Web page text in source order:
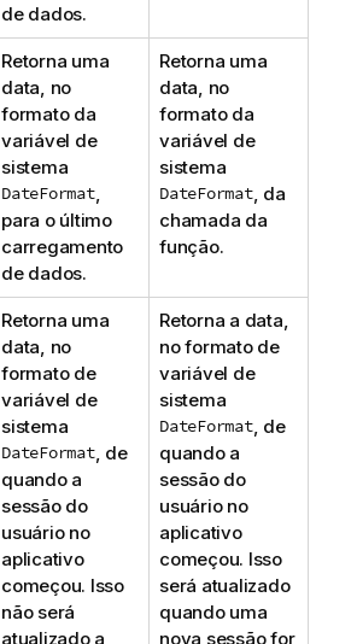
de dados.
Retorna uma
data, no
formato da
variável de
sistema
DateFormat,
para o último
carregamento
de dados.
Retorna uma
data, no
formato da
variável de
sistema
DateFormat, da
chamada da
função.
Retorna uma
data, no
formato de
variável de
sistema
DateFormat, de
quando a
sessão do
usuário no
aplicativo
começou. Isso
não será
atualizado a
Retorna a data,
no formato de
variável de
sistema
DateFormat, de
quando a
sessão do
usuário no
aplicativo
começou. Isso
será atualizado
quando uma
nova sessão for